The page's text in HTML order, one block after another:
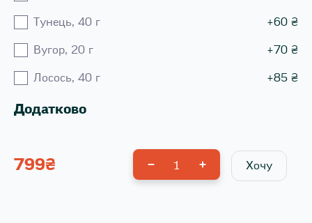
Тунець, 40 г +60 ₴
Вугор, 20 г +70 ₴
Лосось, 40 г +85 ₴
Додатково
799₴ 1 Хочу